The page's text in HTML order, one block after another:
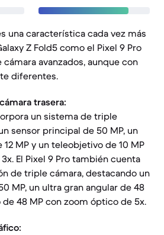
una característica cada vez más
Z Fold5 como el Pixel 9 Pro
avanzados, aunque con
diferentes.
trasera:
un sistema de triple
sensor principal de 50 MP, un
MP y un teleobjetivo de 10 MP
El Pixel 9 Pro también cuenta
de triple cámara, destacando un
MP, un ultra gran angular de 48
48 MP con zoom óptico de 5x.